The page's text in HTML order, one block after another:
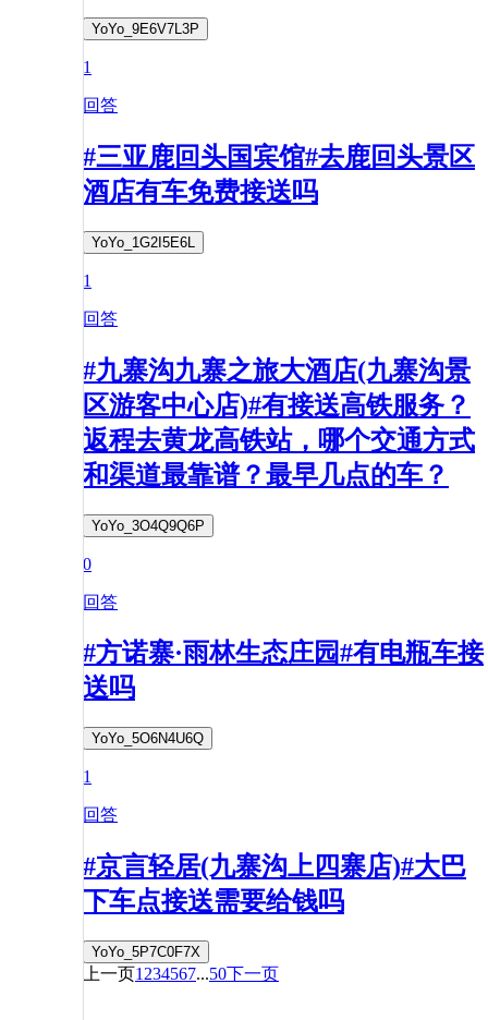
YoYo_9E6V7L3P
1
回答
#三亚鹿回头国宾馆#去鹿回头景区
酒店有车免费接送吗
YoYo_1G2I5E6L
1
回答
#九寨沟九寨之旅大酒店(九寨沟景
区游客中心店)#有接送高铁服务？
返程去黄龙高铁站，哪个交通方式
和渠道最靠谱？最早几点的车？
YoYo_3O4Q9Q6P
0
回答
#方诺寨·雨林生态庄园#有电瓶车接
送吗
YoYo_5O6N4U6Q
1
回答
#京言轻居(九寨沟上四寨店)#大巴
下车点接送需要给钱吗
YoYo_5P7C0F7X
上一页1 234567...50下一页